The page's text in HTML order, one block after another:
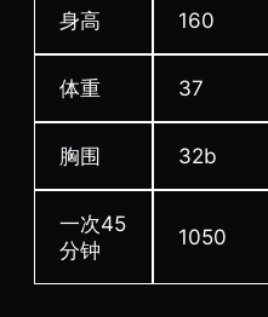
身高 160
体重 37
胸围 32b
一次45
分钟
1050